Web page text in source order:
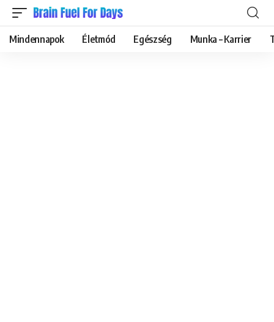
Mindennapok Életmód Egészség Munka – Karrier